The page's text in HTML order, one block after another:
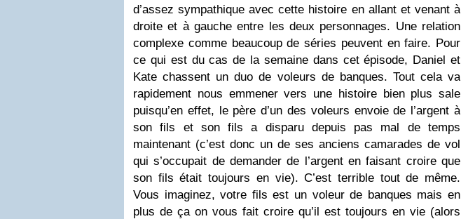
d’assez sympathique avec cette histoire en allant et venant à
droite et à gauche entre les deux personnages. Une relation
complexe comme beaucoup de séries peuvent en faire. Pour
ce qui est du cas de la semaine dans cet épisode, Daniel et
Kate chassent un duo de voleurs de banques. Tout cela va
rapidement nous emmener vers une histoire bien plus sale
puisqu’en effet, le père d’un des voleurs envoie de l’argent à
son fils et son fils a disparu depuis pas mal de temps
maintenant (c’est donc un de ses anciens camarades de vol
qui s’occupait de demander de l’argent en faisant croire que
son fils était toujours en vie). C’est terrible tout de même.
Vous imaginez, votre fils est un voleur de banques mais en
plus de ça on vous fait croire qu’il est toujours en vie (alors